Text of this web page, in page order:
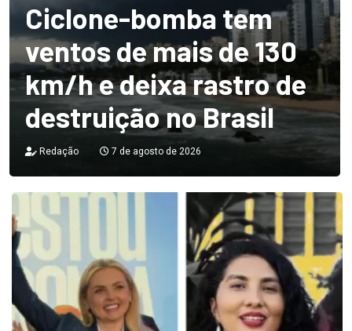
Ciclone-bomba tem
ventos de mais de 130
km/h e deixa rastro de
destruição no Brasil
Redação 7 de agosto de 2026